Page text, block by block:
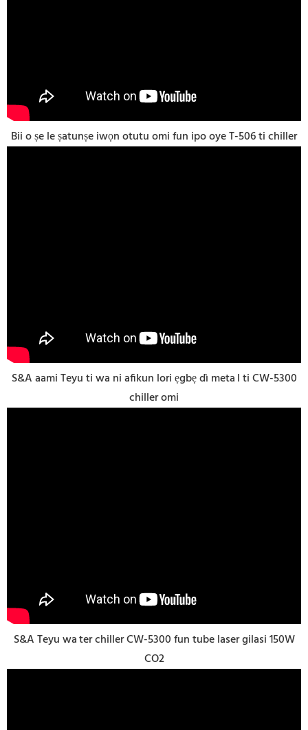
Bii o ṣe le ṣatunṣe iwọn otutu omi fun ipo oye T-506 ti chiller
S&A aami Teyu ti wa ni afikun lori ẹgbẹ dì metal ti CW-5300
chiller omi
S&A Teyu water chiller CW-5300 fun tube laser gilasi 150W
CO2